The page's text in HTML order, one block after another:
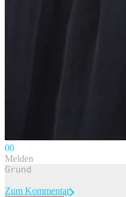
00
Melden
Zum Kommentar